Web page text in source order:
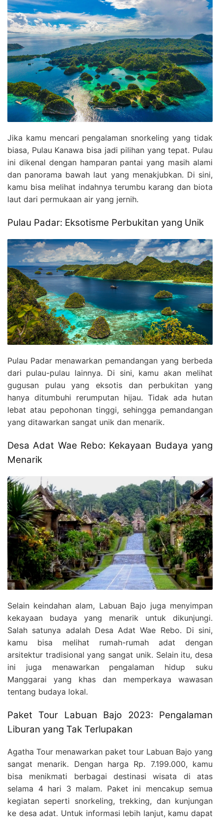
Jika kamu mencari pengalaman snorkeling yang tidak
biasa, Pulau Kanawa bisa jadi pilihan yang tepat. Pulau
ini dikenal dengan hamparan pantai yang masih alami
dan panorama bawah laut yang menakjubkan. Di sini,
kamu bisa melihat indahnya terumbu karang dan biota
laut dari permukaan air yang jernih.
Pulau Padar: Eksotisme Perbukitan yang Unik
Pulau Padar menawarkan pemandangan yang berbeda
dari pulau-pulau lainnya. Di sini, kamu akan melihat
gugusan pulau yang eksotis dan perbukitan yang
hanya ditumbuhi rerumputan hijau. Tidak ada hutan
lebat atau pepohonan tinggi, sehingga pemandangan
yang ditawarkan sangat unik dan menarik.
Desa Adat Wae Rebo: Kekayaan Budaya yang
Menarik
Selain keindahan alam, Labuan Bajo juga menyimpan
kekayaan budaya yang menarik untuk dikunjungi.
Salah satunya adalah Desa Adat Wae Rebo. Di sini,
kamu bisa melihat rumah-rumah adat dengan
arsitektur tradisional yang sangat unik. Selain itu, desa
ini juga menawarkan pengalaman hidup suku
Manggarai yang khas dan memperkaya wawasan
tentang budaya lokal.
Paket Tour Labuan Bajo 2023: Pengalaman
Liburan yang Tak Terlupakan
Agatha Tour menawarkan paket tour Labuan Bajo yang
sangat menarik. Dengan harga Rp. 7.199.000, kamu
bisa menikmati berbagai destinasi wisata di atas
selama 4 hari 3 malam. Paket ini mencakup semua
kegiatan seperti snorkeling, trekking, dan kunjungan
ke desa adat. Untuk informasi lebih lanjut, kamu dapat